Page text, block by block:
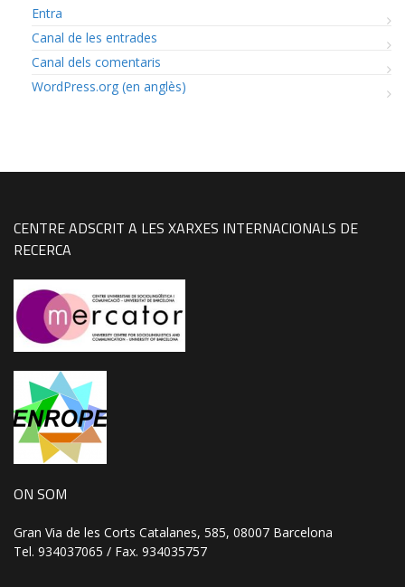
Entra
Canal de les entrades
Canal dels comentaris
WordPress.org (en anglès)
CENTRE ADSCRIT A LES XARXES INTERNACIONALS DE
RECERCA
ON SOM
Gran Via de les Corts Catalanes, 585, 08007 Barcelona
Tel. 934037065 / Fax. 934035757